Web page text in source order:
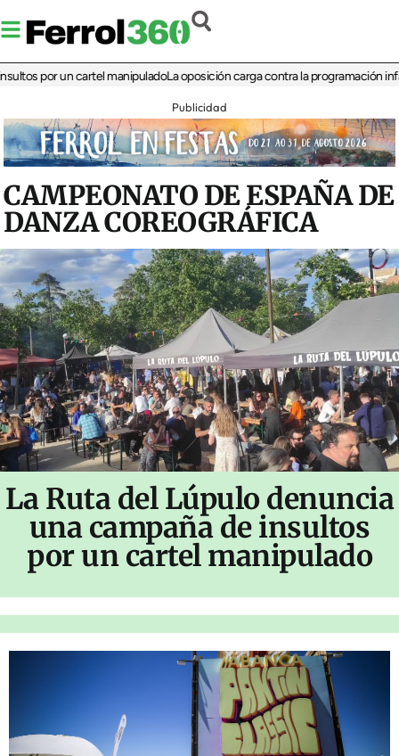
por un cartel manipuladoLa oposición carga contra la programación infantil
Publicidad
CAMPEONATO DE ESPAÑA DE
DANZA COREOGRÁFICA
La Ruta del Lúpulo denuncia
una campaña de insultos
por un cartel manipulado